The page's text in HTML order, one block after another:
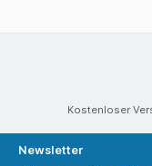
Kostenloser
Newsletter